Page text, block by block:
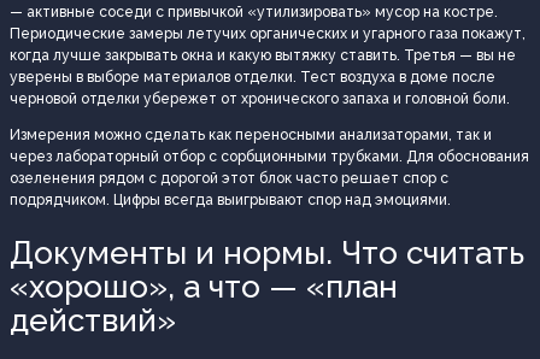
— активные соседи с привычкой «утилизировать» мусор на костре.
Периодические замеры летучих органических и угарного газа покажут,
когда лучше закрывать окна и какую вытяжку ставить. Третья — вы не
уверены в выборе материалов отделки. Тест воздуха в доме после
черновой отделки убережет от хронического запаха и головной боли.
Измерения можно сделать как переносными анализаторами, так и
через лабораторный отбор с сорбционными трубками. Для обоснования
озеленения рядом с дорогой этот блок часто решает спор с
подрядчиком. Цифры всегда выигрывают спор над эмоциями.
Документы и нормы. Что считать
«хорошо», а что — «план
действий»